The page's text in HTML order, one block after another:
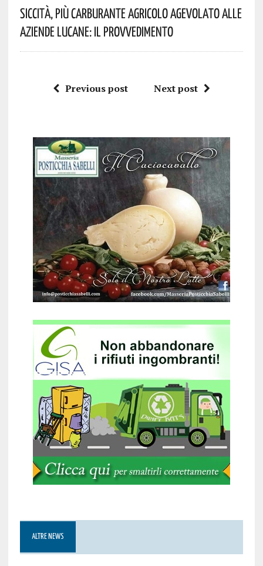
Siccità, Più Carburante Agricolo Agevolato Alle
Aziende Lucane: Il Provvedimento
Previous post Next post
ALTRE NEWS